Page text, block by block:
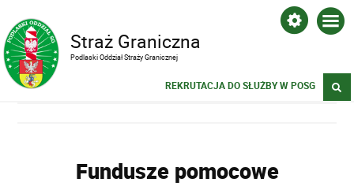
Straż Graniczna
Podlaski Oddział Straży Granicznej
REKRUTACJA DO SŁUŻBY W POSG
Fundusze pomocowe